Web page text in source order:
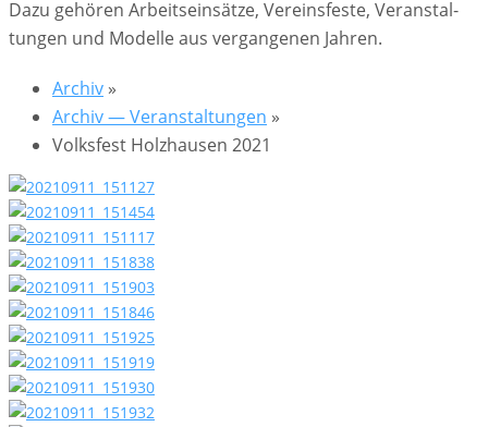
Dazu ge­hö­ren Ar­beits­ein­sät­ze, Ver­eins­fes­te, Ver­an­stal­
tun­gen und Mo­del­le aus ver­gan­ge­nen Jah­ren.
Ar­chiv »
Ar­chiv — Ver­an­stal­tun­gen »
Volks­fest Holz­hau­sen 2021